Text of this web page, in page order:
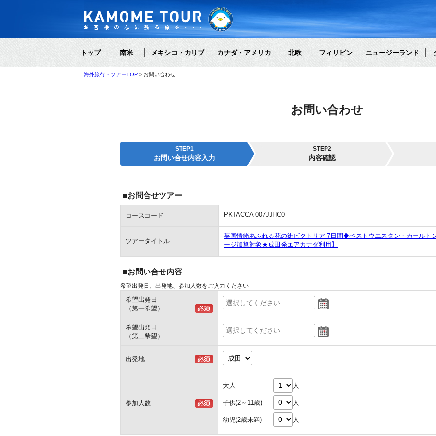
トップ 南米 メキシコ・カリブ カナダ・アメリカ 北欧 フィリピン ニュージーランド
海外旅行・ツアーTOP お問い合わせ
お問い合わせ
STEP1
お問い合せ内容入力
STEP2
内容確認
■お問合せツアー
コースコード PKTACCA-007JJHC0
ツアータイトル
英国情緒あふれる花の街ビクトリア 7日間◆ベストウエスタン・カールト
ージ加算対象★成田発エアカナダ利用】
■お問い合せ内容
希望出発日、出発地、参加人数をご入力ください
希望出発日
（第一希望）
希望出発日
（第二希望）
出発地
参加人数
大人 人
子供(2～11歳) 人
幼児(2歳未満) 人